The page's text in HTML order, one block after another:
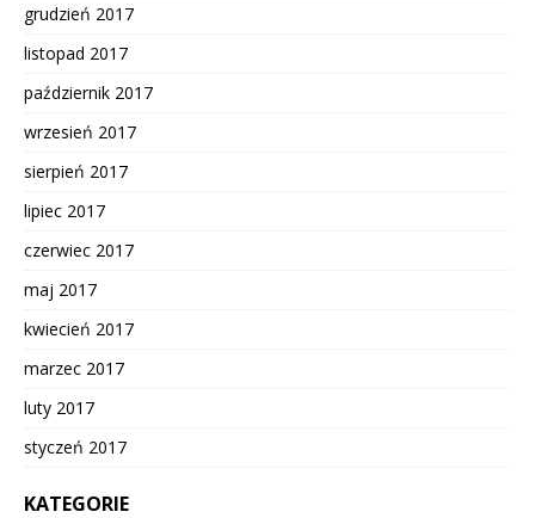
grudzień 2017
listopad 2017
październik 2017
wrzesień 2017
sierpień 2017
lipiec 2017
czerwiec 2017
maj 2017
kwiecień 2017
marzec 2017
luty 2017
styczeń 2017
KATEGORIE